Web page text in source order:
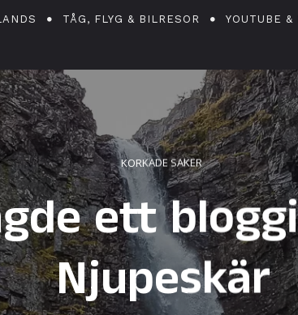
TÅG, FLYG & BILRESOR YOUTUBE &
KORKADE SAKER
ett
Njupeskär